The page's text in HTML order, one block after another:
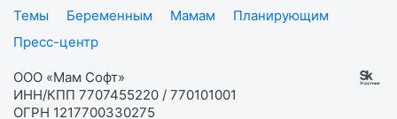
Темы
Беременным Мамам
Планирующим
Пресс-центр
ООО «Мам Софт»
ИНН/КПП 7707455220 / 770101001
ОГРН 1217700330275